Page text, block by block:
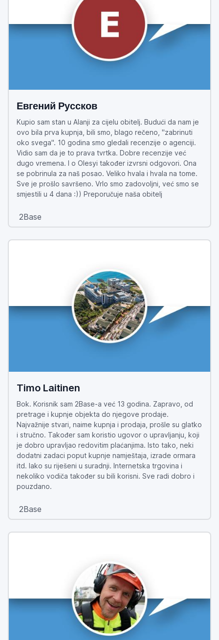
Евгений Руссков
Kupio sam stan u Alanji za cijelu obitelj. Budući da nam je
ovo bila prva kupnja, bili smo, blago rečeno, "zabrinuti
oko svega". 10 godina smo gledali recenzije o agenciji.
Vidio sam da je to prava tvrtka. Dobre recenzije već
dugo vremena. I o Olesyi također izvrsni odgovori. Ona
se pobrinula za naš posao. Veliko hvala i hvala na tome.
Sve je prošlo savršeno. Vrlo smo zadovoljni, već smo se
smjestili u 4 dana :)) Preporučuje naša obitelj
2Base
Timo Laitinen
Bok. Korisnik sam 2Base-a već 13 godina. Zapravo, od
pretrage i kupnje objekta do njegove prodaje.
Najvažnije stvari, naime kupnja i prodaja, prošle su glatko
i stručno. Također sam koristio ugovor o upravljanju, koji
je dobro upravljao redovitim plaćanjima. Isto tako, neki
dodatni zadaci poput kupnje namještaja, izrade ormara
itd. lako su riješeni u suradnji. Internetska trgovina i
nekoliko vodiča također su bili korisni. Sve radi dobro i
pouzdano.
2Base